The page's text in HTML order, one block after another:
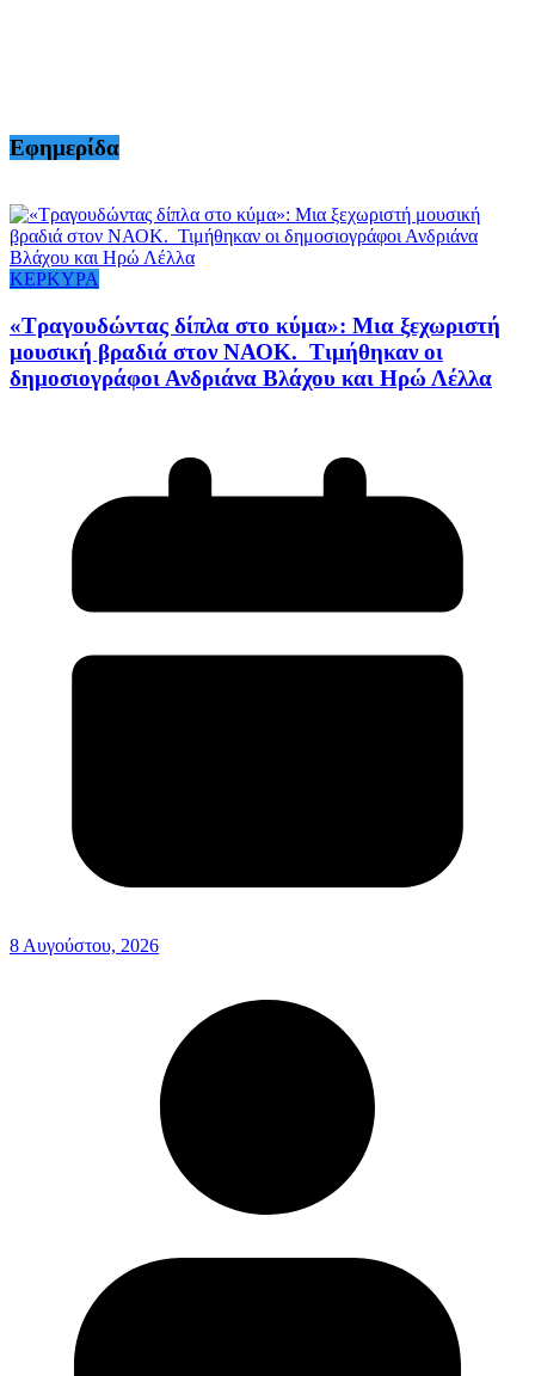
Εφημερίδα
ΚΕΡΚΥΡΑ
«Τραγουδώντας δίπλα στο κύμα»: Μια ξεχωριστή
μουσική βραδιά στον ΝΑΟΚ. Τιμήθηκαν οι
δημοσιογράφοι Ανδριάνα Βλάχου και Ηρώ Λέλλα
8 Αυγούστου, 2026